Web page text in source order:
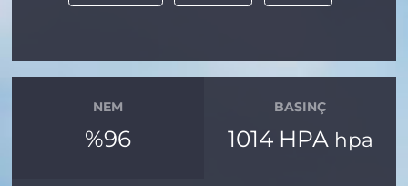
NEM
%96
BASINÇ
1014 HPA hpa